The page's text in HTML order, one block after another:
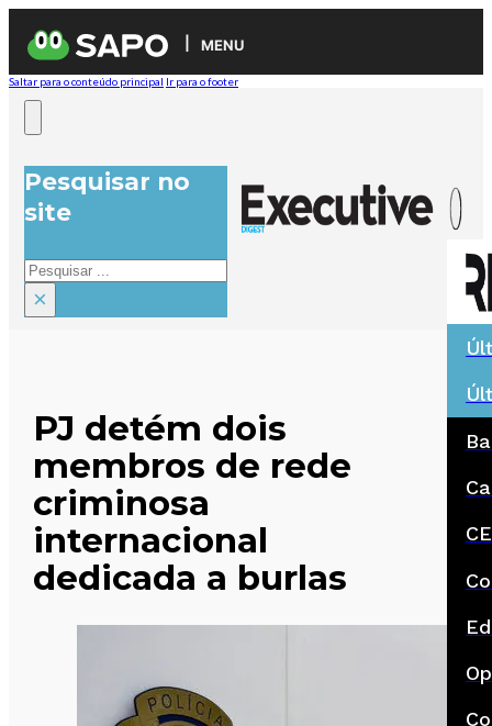
MENU
Saltar para o conteúdo principal Ir para o footer
Pesquisar no
site
Pesquisar
×
PJ detém dois
membros de rede
criminosa
internacional
dedicada a burlas